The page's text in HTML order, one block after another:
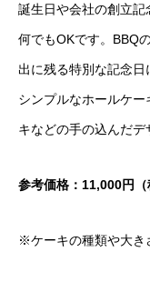
誕生日や会社の創立記
何でもOKです。BBQ
出に残る特別な記念日
シンプルなホールケ
キなどの手の込んだデ
参考価格：11,000円（
※ケーキの種類や大き